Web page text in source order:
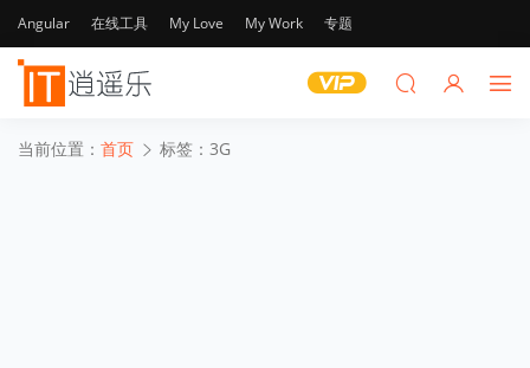
Angular 在线工具 My Love My Work 专题
当前位置： 首页 标签：3G